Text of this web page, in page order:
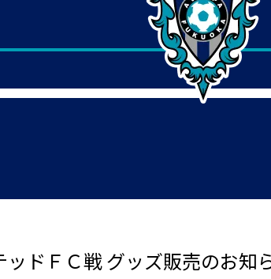
ドＦＣ戦 グッズ販売のお知